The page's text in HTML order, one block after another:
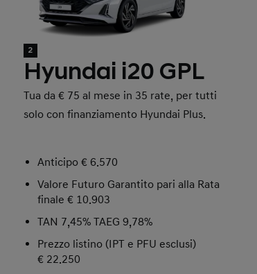
2
Hyundai i20 GPL
Tua da € 75 al mese in 35 rate, per tutti
solo con finanziamento Hyundai Plus.
Anticipo € 6.570
Valore Futuro Garantito pari alla Rata
finale € 10.903
TAN 7,45% TAEG 9,78%
Prezzo listino (IPT e PFU esclusi)
€ 22.250